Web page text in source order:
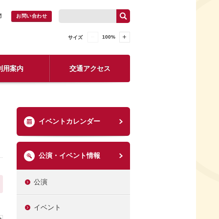
お問い合わせ
サイズ 100%
用案内 交通アクセス
イベントカレンダー
公演・イベント情報
公演
イベント